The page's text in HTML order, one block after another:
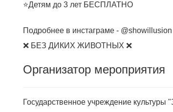
⭐️Детям до 3 лет БЕСПЛАТНО
Подробнее в инстаграме - @showillusion
❌ БЕЗ ДИКИХ ЖИВОТНЫХ ❌
Организатор мероприятия
Государственное учреждение культуры